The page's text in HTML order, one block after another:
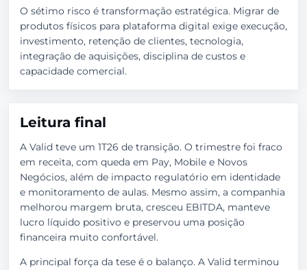
O sétimo risco é transformação estratégica. Migrar de
produtos físicos para plataforma digital exige execução,
investimento, retenção de clientes, tecnologia,
integração de aquisições, disciplina de custos e
capacidade comercial.
Leitura final
A Valid teve um 1T26 de transição. O trimestre foi fraco
em receita, com queda em Pay, Mobile e Novos
Negócios, além de impacto regulatório em identidade
e monitoramento de aulas. Mesmo assim, a companhia
melhorou margem bruta, cresceu EBITDA, manteve
lucro líquido positivo e preservou uma posição
financeira muito confortável.
A principal força da tese é o balanço. A Valid terminou